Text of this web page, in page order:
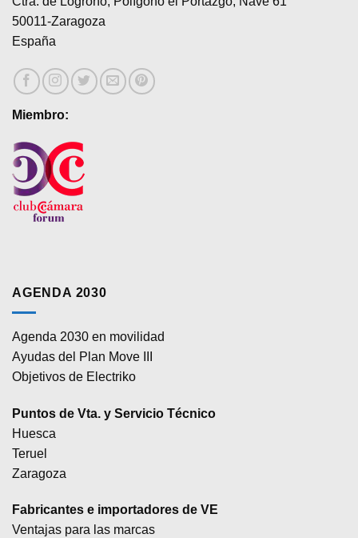
50011-Zaragoza
España
Miembro:
AGENDA 2030
Agenda 2030 en movilidad
Ayudas del Plan Move III
Objetivos de Electriko
Puntos de Vta. y Servicio Técnico
Huesca
Teruel
Zaragoza
Fabricantes e importadores de VE
Ventajas para las marcas